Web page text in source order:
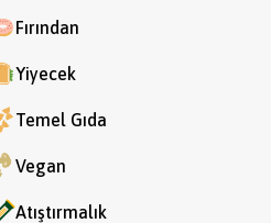
Fırından
Yiyecek
Temel Gıda
Vegan
Atıştırmalık